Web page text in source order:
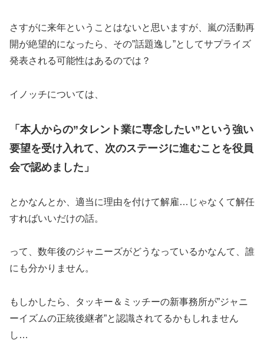
さすがに来年ということはないと思いますが、嵐の活動再
開が絶望的になったら、その”話題逸し”としてサプライズ
発表される可能性はあるのでは？
イノッチについては、
「本人からの”タレント業に専念したい”という強い
要望を受け入れて、次のステージに進むことを役員
会で認めました」
とかなんとか、適当に理由を付けて解雇…じゃなくて解任
すればいいだけの話。
って、数年後のジャニーズがどうなっているかなんて、誰
にも分かりません。
もしかしたら、タッキー＆ミッチーの新事務所が”ジャニ
ーイズムの正統後継者”と認識されてるかもしれません
し…